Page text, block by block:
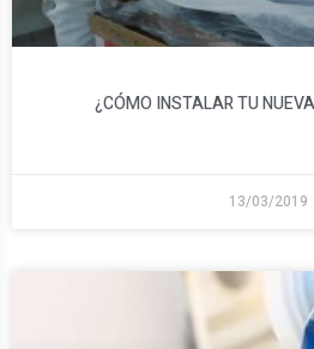
¿CÓMO INSTALAR TU
13/03/2019